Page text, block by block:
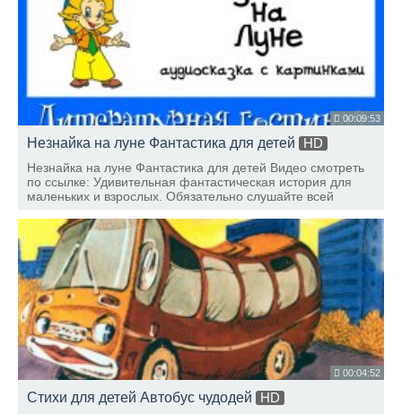
00:09:53
Незнайка на луне Фантастика для детей
HD
Незнайка на луне Фантастика для детей Видео смотреть
по ссылке: Удивительная фантастическая история для
маленьких и взрослых. Обязательно слушайте всей
00:04:52
Стихи для детей Автобус чудодей
HD